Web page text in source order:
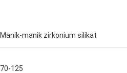
Manik-manik zirkonium silikat
70-125